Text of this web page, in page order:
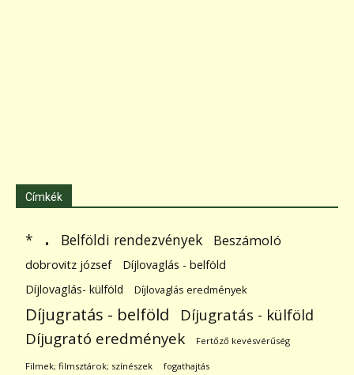
Címkék
* . Belföldi rendezvények Beszámoló
dobrovitz józsef
Díjlovaglás - belföld
Díjlovaglás- külföld
Díjlovaglás eredmények
Díjugratás - belföld Díjugratás - külföld
Díjugrató eredmények Fertőző kevésvérűség
Filmek; filmsztárok; színészek fogathajtás